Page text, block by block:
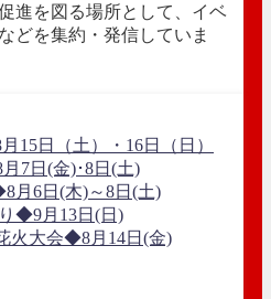
進を図る場所として、イベ
どを集約・発信していま
15日（土）・16日（日）
7日(金)･8日(土)
月6日(木)～8日(土)
◆9月13日(日)
火大会◆8月14日(金)